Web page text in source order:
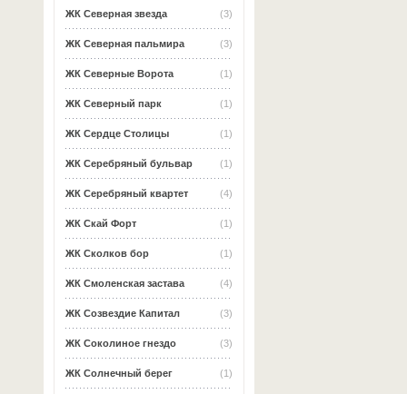
(3)
ЖК Северная звезда
(3)
ЖК Северная пальмира
(1)
ЖК Северные Ворота
(1)
ЖК Северный парк
(1)
ЖК Сердце Столицы
(1)
ЖК Серебряный бульвар
(4)
ЖК Серебряный квартет
(1)
ЖК Скай Форт
(1)
ЖК Сколков бор
(4)
ЖК Смоленская застава
(3)
ЖК Созвездие Капитал
(3)
ЖК Соколиное гнездо
(1)
ЖК Солнечный берег